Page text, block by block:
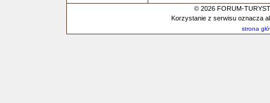
© 2026 FORUM-
Korzystanie z serwisu oznacza
strona